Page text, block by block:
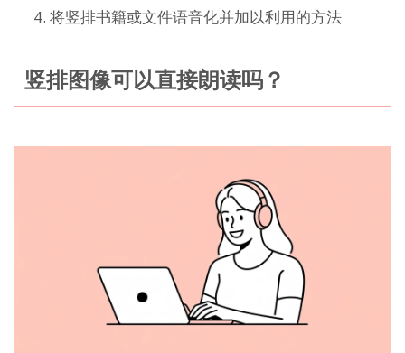
将竖排书籍或文件语音化并加以利用的方法
竖排图像可以直接朗读吗？